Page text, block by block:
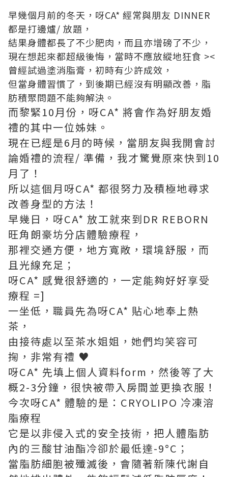
早幾個月前的冬天，呀CA* 經常與朋友 DINNER
都是打邊爐/ 放題，
結果身體都長了不少肥肉，而且亦增磅了不少，
現在想起來都超級後悔，當時不應放縱地狂食 ><
曾經試過塗消脂膏，初時有少許成效，
但當身體習慣了，到後期已經沒有明顯改善，脂
肪積聚問題不能夠解決。
而黎緊10月份，呀CA* 將會作為好朋友婚
禮的其中一位姊妹。
現在已經是6月的時候，當朋友與我開會討
論婚禮的流程/ 準備，我才驚覺原來快到10
月了！
所以這個月呀CA* 都很努力及積極地尋求
改善身型的方法！
早幾日，呀CA* 放工就來到DR REBORN
旺角朗豪坊分店體驗療程，
那裡交通方便，地方寬敞，環境舒服，而
且光線充足；
呀CA* 感覺很舒適的，一定能夠好好享受
療程 =]
一坐低，職員先為呀CA* 貼心地奉上熱
茶，
由接待處以至茶水姐姐，她們均笑容可
掬，非常有禮 ♥
呀CA* 先填上個人資料form，然後等了大
概2-3分鐘，很快被帶入房間並更換衣服！
今次呀CA* 體驗的是：CRYOLIPO 冷凍溶
脂療程
它是以非侵入式的安全技術，把人體脂肪
內的三酸甘油酯冷卻於最低達-9°C；
當脂肪細胞被殲滅後，會隨著新陳代謝自